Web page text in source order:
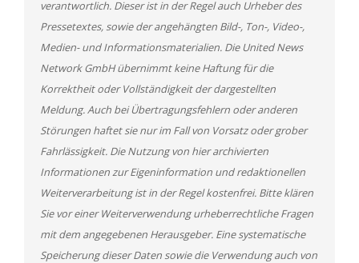
verantwortlich. Dieser ist in der Regel auch Urheber des
Pressetextes, sowie der angehängten Bild-, Ton-, Video-,
Medien- und Informationsmaterialien. Die United News
Network GmbH übernimmt keine Haftung für die
Korrektheit oder Vollständigkeit der dargestellten
Meldung. Auch bei Übertragungsfehlern oder anderen
Störungen haftet sie nur im Fall von Vorsatz oder grober
Fahrlässigkeit. Die Nutzung von hier archivierten
Informationen zur Eigeninformation und redaktionellen
Weiterverarbeitung ist in der Regel kostenfrei. Bitte klären
Sie vor einer Weiterverwendung urheberrechtliche Fragen
mit dem angegebenen Herausgeber. Eine systematische
Speicherung dieser Daten sowie die Verwendung auch von